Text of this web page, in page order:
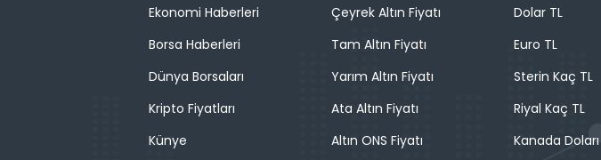
Ekonomi Haberleri
Borsa Haberleri
Dünya Borsaları
Kripto Fiyatları
Künye
Çeyrek Altın Fiyatı
Tam Altın Fiyatı
Yarım Altın Fiyatı
Ata Altın Fiyatı
Altın ONS Fiyatı
Dolar TL
Euro TL
Sterin Kaç TL
Riyal Kaç TL
Kanada Doları